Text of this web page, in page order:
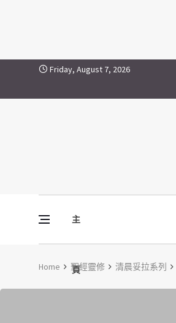
Skip to contentFriday, August 7, 2026
主
頁
Vine Media
葡萄樹傳媒
Home 聖經靈修 清晨妥拉系列